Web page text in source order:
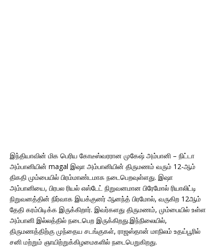
இந்தியாவின் மிக பெரிய கோடீஸ்வரரான முகேஷ் அம்பானி – நிட்டா
அம்பானியின் magal இஷா அம்பானியின் திருமணம் வரும் 12-ஆம்
திகதி மும்பையில் பிரம்மாண்டமாக நடைபெறவுள்ளது. இஷா
அம்பானியை, பிரபல ரியல் எஸ்டேட் நிறுவனமான பிரேமோல் ரியாலிட்டி
நிறுவனத்தின் நிர்வாக இயக்குனர் ஆனந்த் பிரமோல், வருகிற 12ஆம்
தேதி கரம்பிடிக்க இருக்கிறார். இவர்களது திருமணம், மும்பையில் உள்ள
அம்பானி இல்லத்தில் நடைபெற இருக்கிறது.இந்நிலையில்,
திருமணத்திற்கு முந்தைய சடங்குகள், ராஜஸ்தான் மாநிலம் உதய்பூரில்
சனி மற்றும் ஞாயிற்றுக்கிழமைகளில் நடைபெறுகிறது.